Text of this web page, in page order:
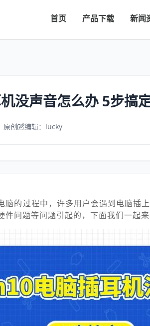
首页 产品下载 新闻
没声音怎么办 5步搞
原创 编辑：lucky
的过程中，许多用户会遇到电脑插
问题等问题引起的，下面我们一起来